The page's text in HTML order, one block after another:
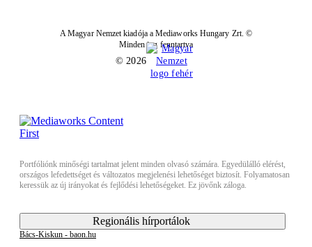
A Magyar Nemzet kiadója a Mediaworks Hungary Zrt. ©
Minden jog fenntartva
© 2026
Portfóliónk minőségi tartalmat jelent minden olvasó számára. Egyedülálló elérést,
országos lefedettséget és változatos megjelenési lehetőséget biztosít. Folyamatosan
keressük az új irányokat és fejlődési lehetőségeket. Ez jövőnk záloga.
Regionális hírportálok
Bács-Kiskun - baon.hu